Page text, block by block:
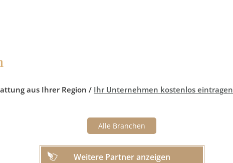
aus Ihrer Region / Ihr Unternehmen kostenlos eintragen
Alle Branchen
Weitere Partner anzeigen